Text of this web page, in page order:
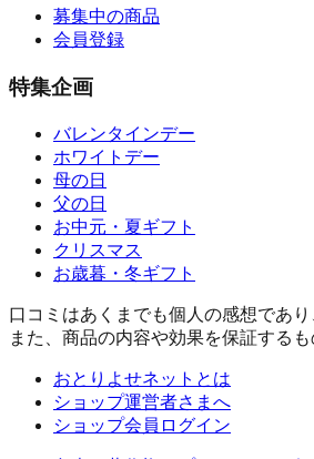
募集中の商品
会員登録
特集企画
バレンタインデー
ホワイトデー
母の日
父の日
お中元・夏ギフト
クリスマス
お歳暮・冬ギフト
口コミはあくまでも個人の感想であり
また、商品の内容や効果を保証するも
おとりよせネットとは
ショップ運営者さまへ
ショップ会員ログイン